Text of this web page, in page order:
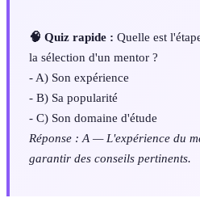
🧠 Quiz rapide : Quelle est
la sélection d'un mentor ?
- A) Son expérience
- B) Sa popularité
- C) Son domaine d'étude
Réponse : A — L'expérience du
garantir des conseils pertinents.